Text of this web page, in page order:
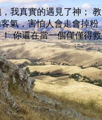
我真實的遇見了神；
氣，害怕人會走會掉
你還在當一個僅僅得